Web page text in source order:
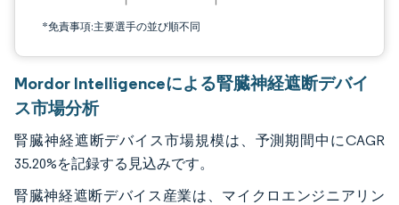
*免責事項:主要選手の並び順不同
Mordor Intelligenceによる腎臓神経遮断デバイ
ス市場分析
腎臓神経遮断デバイス市場規模は、予測期間中にCAGR
35.20%を記録する見込みです。
腎臓神経遮断デバイス産業は、マイクロエンジニアリン